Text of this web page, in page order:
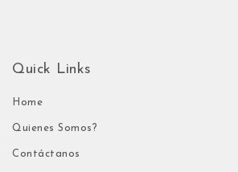
Quick Links
Home
Quienes Somos?
Contáctanos